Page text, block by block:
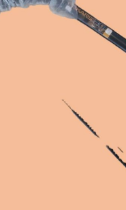
کلیک کنید